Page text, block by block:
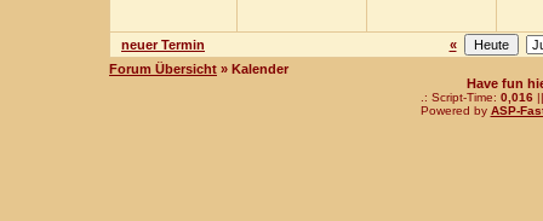
neuer Termin
«
Forum Übersicht » Kalender
Have fun
.: Script-Time: 0,016||
Powered by ASP-